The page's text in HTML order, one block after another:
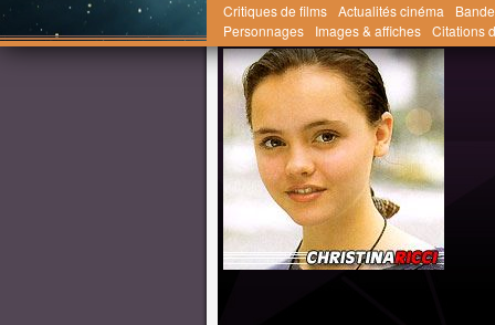
Critiques de films Actualités cinéma
Personnages
Images & affiches Citations
Scifi-Universe.com Personnalités Christina